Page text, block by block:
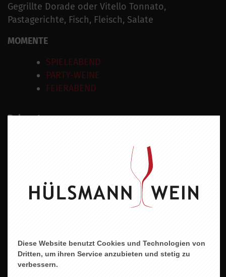
Gegrillte Dorade oder Vitello Tonnato,
Pastagerichte, Fisch, Fleisch, Salate
MOMENTE
SPIELEABEND
PARTY-WEINE
FEIERABEND
Rebsorten
Geschmacksrichtung
Halbtrocken
Region
Mosel
Diese Website benutzt Cookies und Technologien von
Dritten, um ihren Service anzubieten und stetig zu
verbessern.